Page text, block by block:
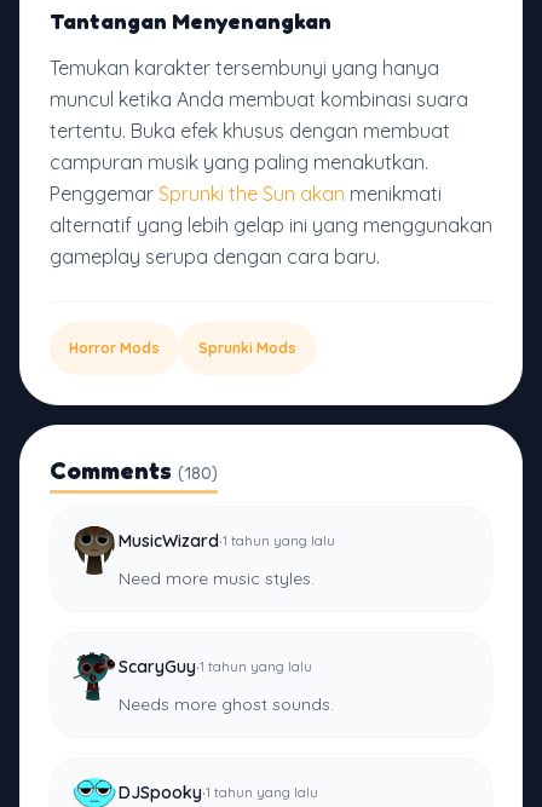
Tantangan Menyenangkan
Temukan karakter tersembunyi yang hanya
muncul ketika Anda membuat kombinasi suara
tertentu. Buka efek khusus dengan membuat
campuran musik yang paling menakutkan.
Penggemar Sprunki the Sun akan menikmati
alternatif yang lebih gelap ini yang menggunakan
gameplay serupa dengan cara baru.
Horror Mods Sprunki Mods
Comments (180)
MusicWizard·1 tahun yang lalu
Need more music styles.
ScaryGuy·1 tahun yang lalu
Needs more ghost sounds.
DJSpooky·1 tahun yang lalu